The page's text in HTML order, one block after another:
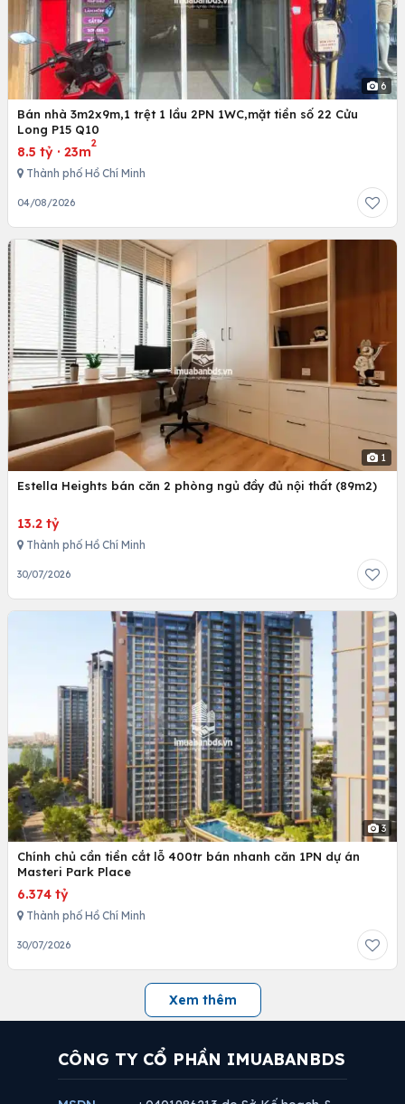
6
Bán nhà 3m2x9m,1 trệt 1 lầu 2PN 1WC,mặt tiền số 22 Cửu
Long P15 Q10
8.5 tỷ · 23m
2
Thành phố Hồ Chí Minh
04/08/2026
1
Estella Heights bán căn 2 phòng ngủ đầy đủ nội thất (89m2)
13.2 tỷ
Thành phố Hồ Chí Minh
30/07/2026
3
Chính chủ cần tiền cắt lỗ 400tr bán nhanh căn 1PN dự án
Masteri Park Place
6.374 tỷ
Thành phố Hồ Chí Minh
30/07/2026
Xem thêm
CÔNG TY CỔ PHẦN IMUABANBDS